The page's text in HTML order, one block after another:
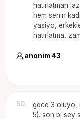
hatirlatman
hem senin
yasiyo,
hatirlatma,
anonim 43
50.
gece 3 oluyo,
5). son bi sey